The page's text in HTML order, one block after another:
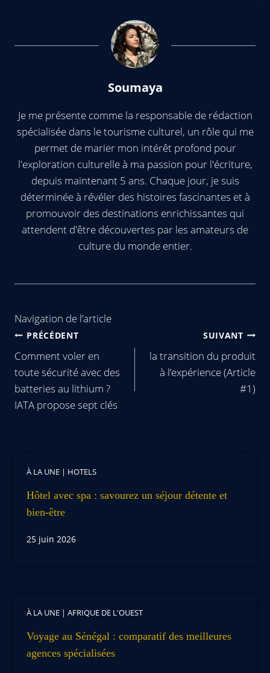
Soumaya
Je me présente comme la responsable de rédaction
spécialisée dans le tourisme culturel, un rôle qui me
permet de marier mon intérêt profond pour
l'exploration culturelle à ma passion pour l'écriture,
depuis maintenant 5 ans. Chaque jour, je suis
déterminée à révéler des histoires fascinantes et à
promouvoir des destinations enrichissantes qui
attendent d'être découvertes par les amateurs de
culture du monde entier.
Navigation de l’article
PRÉCÉDENT
Comment voler en
toute sécurité avec des
batteries au lithium ?
IATA propose sept clés
SUIVANT
la transition du produit
à l’expérience (Article
#1)
À LA UNE | HOTELS
Hôtel avec spa : savourez un séjour détente et
bien-être
25 juin 2026
À LA UNE | AFRIQUE DE L'OUEST
Voyage au Sénégal : comparatif des meilleures
agences spécialisées